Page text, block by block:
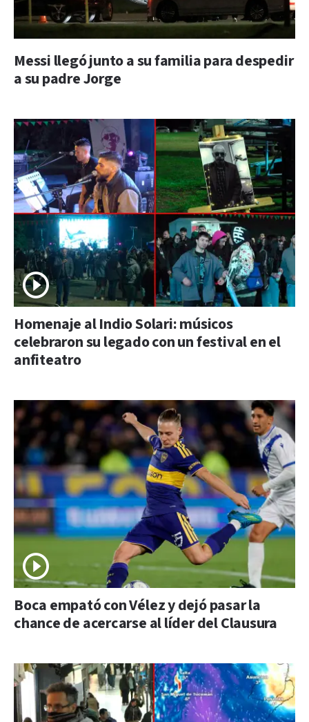
Messi llegó junto a su familia para despedir
a su padre Jorge
Homenaje al Indio Solari: músicos
celebraron su legado con un festival en el
anfiteatro
Boca empató con Vélez y dejó pasar la
chance de acercarse al líder del Clausura